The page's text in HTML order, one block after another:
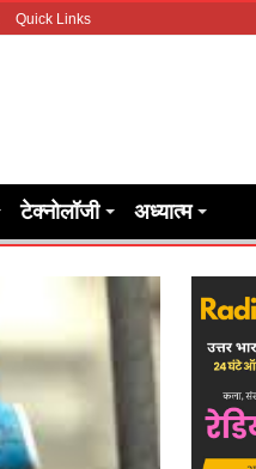
Quick Links
टेक्नोलॉजी अध्यात्म